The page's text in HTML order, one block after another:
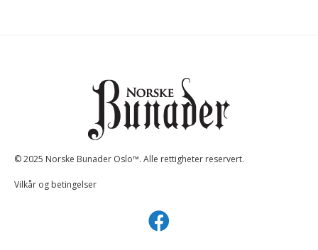
© 2025 Norske Bunader Oslo™. Alle rettigheter reservert.
Vilkår og betingelser